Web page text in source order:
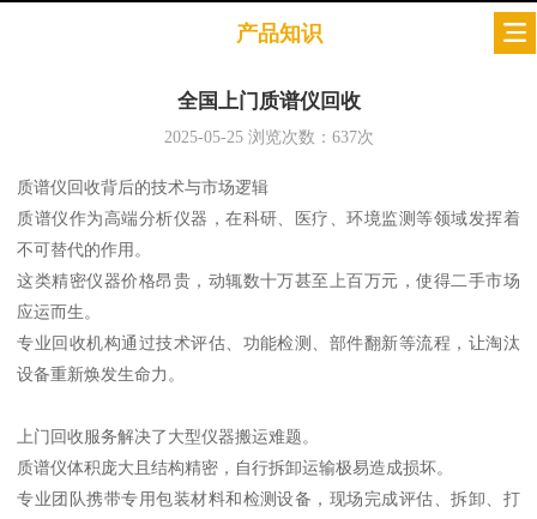
产品知识
全国上门质谱仪回收
2025-05-25浏览次数： 637次
质谱仪回收背后的技术与市场逻辑
质谱仪作为高端分析仪器，在科研、医疗、环境监测等领域发挥着
不可替代的作用。
这类精密仪器价格昂贵，动辄数十万甚至上百万元，使得二手市场
应运而生。
专业回收机构通过技术评估、功能检测、部件翻新等流程，让淘汰
设备重新焕发生命力。
上门回收服务解决了大型仪器搬运难题。
质谱仪体积庞大且结构精密，自行拆卸运输极易造成损坏。
专业团队携带专用包装材料和检测设备，现场完成评估、拆卸、打